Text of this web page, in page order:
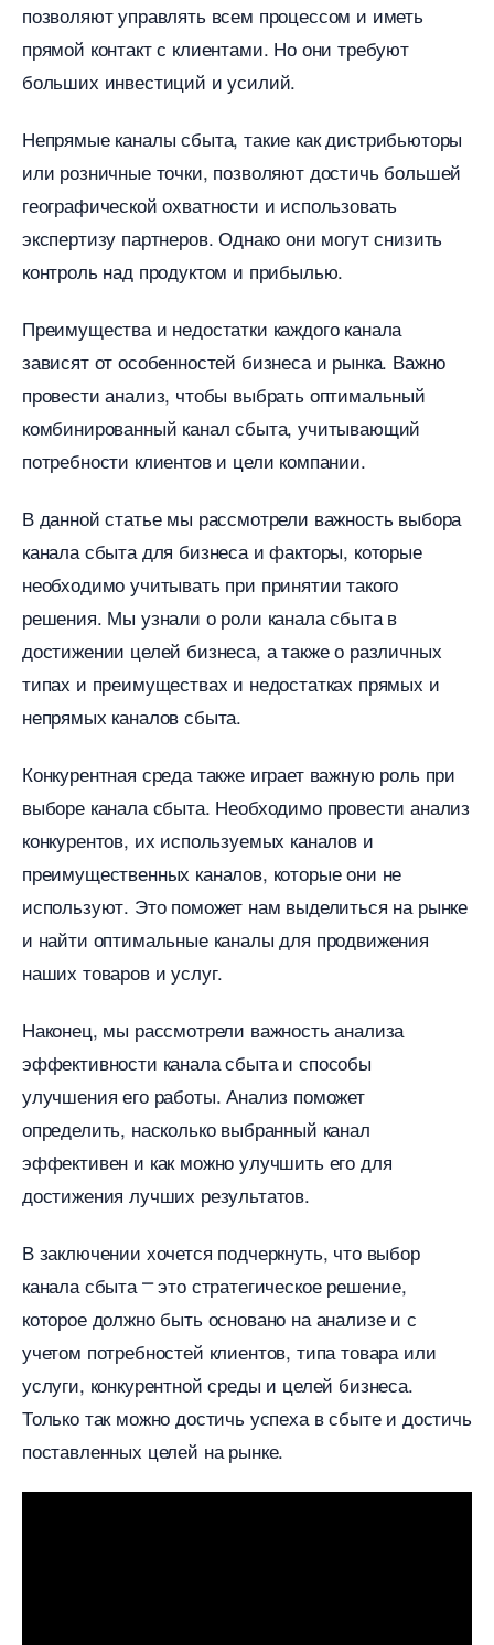
позволяют управлять всем процессом и иметь
прямой контакт с клиентами.​ Но они требуют
ольших инвестиций и усилий.​
Непрямые каналы сбыта, такие как дистрибьюторы
или розничные точки, позволяют достичь большей
еографической охватности и использовать
экспертизу партнеров.​ Однако они могут снизить
контроль над продуктом и прибылью.​
Преимущества и недостатки каждого канала
зависят от особенностей бизнеса и рынка.​ Важно
провести анализ, чтобы выбрать оптимальный
комбинированный канал сбыта, учитывающий
потребности клиентов и цели компании.​
данной статье мы рассмотрели важность выбора
канала сбыта для бизнеса и факторы, которые
необходимо учитывать при принятии такого
решения.​ Мы узнали о роли канала сбыта
достижении целей бизнеса, а также о различных
типах и преимуществах и недостатках прямых и
непрямых каналов сбыта.​
Конкурентная среда также играет важную роль при
ыборе канала сбыта. Необходимо провести анализ
конкурентов, их используемых каналов и
преимущественных каналов, которые они не
используют.​ Это поможет нам выделиться на рынке
и найти оптимальные каналы для продвижения
наших товаров и услуг.​
Наконец, мы рассмотрели важность анализа
эффективности канала сбыта и способы
улучшения его работы.​ Анализ поможет
определить, насколько выбранный канал
эффективен и как можно улучшить его для
достижения лучших результатов.​
заключении хочется подчеркнуть, что выбор
канала сбыта ⎻ это стратегическое решение,
которое должно быть основано на анализе и с
учетом потребностей клиентов, типа товара или
услуги, конкурентной среды и целей бизнеса.
Только так можно достичь успеха в сбыте и достичь
поставленных целей на рынке.​